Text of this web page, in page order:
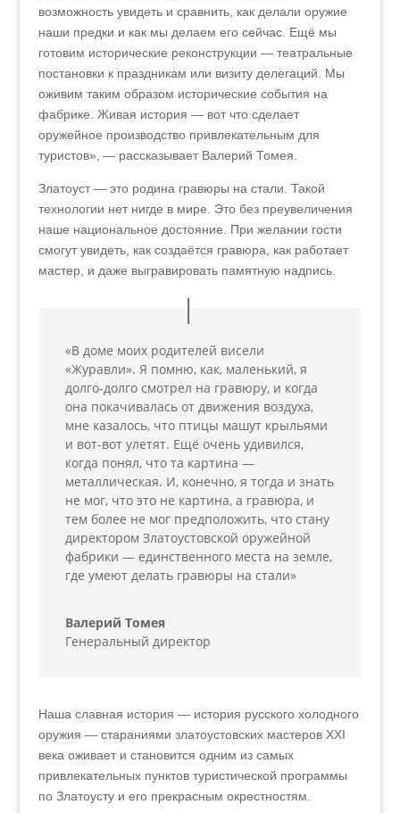
возможность увидеть и сравнить, как делали оружие
наши предки и как мы делаем его сейчас. Ещё мы
готовим исторические реконструкции — театральные
постановки к праздникам или визиту делегаций. Мы
оживим таким образом исторические события на
фабрике. Живая история — вот что сделает
оружейное производство привлекательным для
туристов», — рассказывает Валерий Томея.
Златоуст — это родина гравюры на стали. Такой
технологии нет нигде в мире. Это без преувеличения
наше национальное достояние. При желании гости
смогут увидеть, как создаётся гравюра, как работает
мастер, и даже выгравировать памятную надпись.
«В доме моих родителей висели
«Журавли». Я помню, как, маленький, я
долго-долго смотрел на гравюру, и когда
она покачивалась от движения воздуха,
мне казалось, что птицы машут крыльями
и вот-вот улетят. Ещё очень удивился,
когда понял, что та картина —
металлическая. И, конечно, я тогда и знать
не мог, что это не картина, а гравюра, и
тем более не мог предположить, что стану
директором Златоустовской оружейной
фабрики — единственного места на земле,
где умеют делать гравюры на стали»
Валерий Томея
Генеральный директор
Наша славная история — история русского холодного
оружия — стараниями златоустовских мастеров XXI
века оживает и становится одним из самых
привлекательных пунктов туристической программы
по Златоусту и его прекрасным окрестностям.